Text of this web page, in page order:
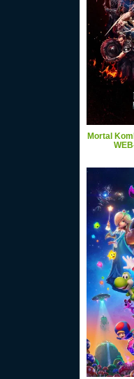
Mortal